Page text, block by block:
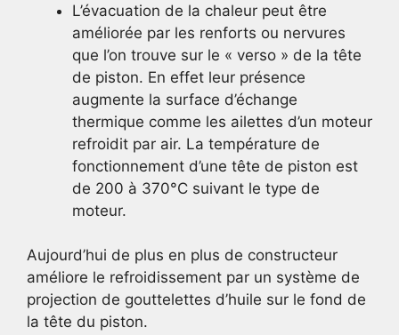
L’évacuation de la chaleur peut être
améliorée par les renforts ou nervures
que l’on trouve sur le « verso » de la tête
de piston. En effet leur présence
augmente la surface d’échange
thermique comme les ailettes d’un moteur
refroidit par air. La température de
fonctionnement d’une tête de piston est
de 200 à 370°C suivant le type de
moteur.
Aujourd’hui de plus en plus de constructeur
améliore le refroidissement par un système de
projection de gouttelettes d’huile sur le fond de
la tête du piston.